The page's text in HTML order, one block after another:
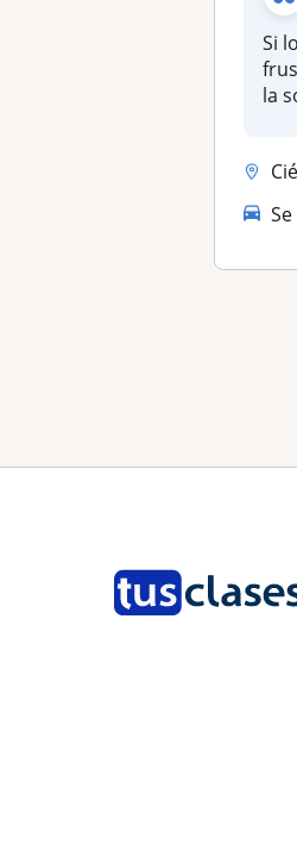
Si
la